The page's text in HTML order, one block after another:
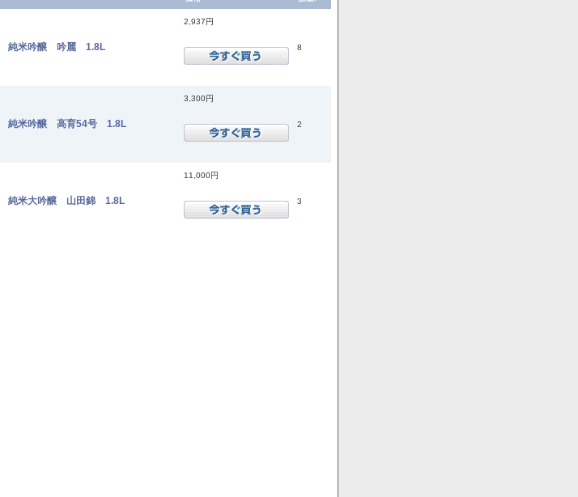
純米吟醸 吟麗 1.8L
2,937円
8
純米吟醸 高育54号 1.8L
3,300円
2
純米大吟醸 山田錦 1.8L
11,000円
3